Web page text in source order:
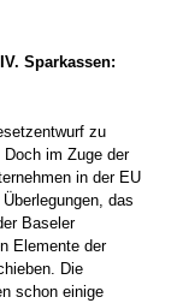
Sparkassen:
zu
im Zuge der
in der EU
das
Baseler
Elemente der
Die
schon einige